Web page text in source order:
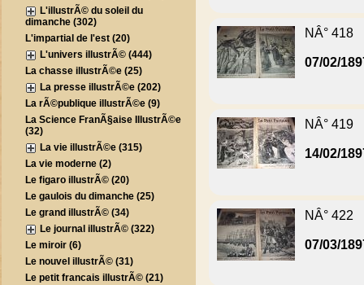
L'illustrÃ© du soleil du
dimanche (302)
L'impartial de l'est (20)
L'univers illustrÃ© (444)
La chasse illustrÃ©e (25)
La presse illustrÃ©e (202)
La rÃ©publique illustrÃ©e (9)
La Science FranÃ§aise IllustrÃ©e
(32)
La vie illustrÃ©e (315)
La vie moderne (2)
Le figaro illustrÃ© (20)
Le gaulois du dimanche (25)
Le grand illustrÃ© (34)
Le journal illustrÃ© (322)
Le miroir (6)
Le nouvel illustrÃ© (31)
Le petit francais illustrÃ© (21)
NÂ° 418
07/02/
NÂ° 419
14/02/
NÂ° 422
07/03/